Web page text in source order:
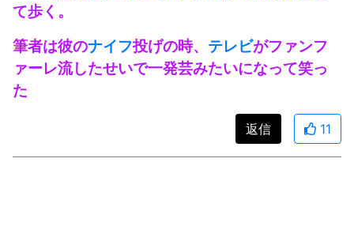
て歩く。
筆者は彼のナイフ投げの時、 テレビがファンフ
ァーレ流したせいで一発芸みたいになって笑っ
た
返信 11